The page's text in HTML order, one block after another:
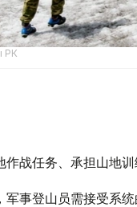
РК
战任务、承担山地训
事登山员需接受系